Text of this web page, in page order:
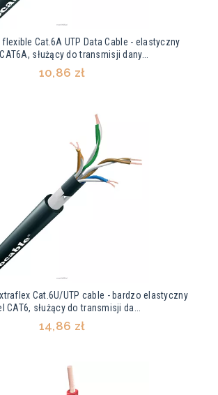
flexible Cat.6A UTP Data Cable - elastyczny
służący do transmisji dany...
10,86 zł
Cat.6U/UTP cable - bardzo elastyczny
CAT6, służący do transmisji da...
14,86 zł